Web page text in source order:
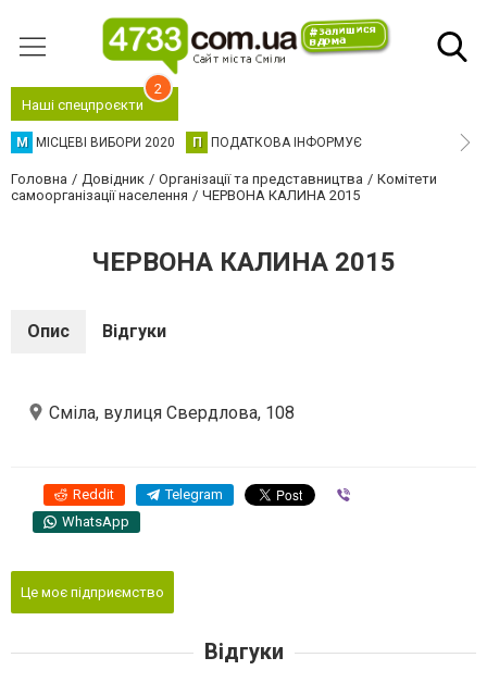
Наші спецпроєкти
2
М МІСЦЕВІ ВИБОРИ 2020 П ПОДАТКОВА ІНФОРМУЄ
Головна Довідник Організації та представництва
Комітети
самоорганізації населення
ЧЕРВОНА КАЛИНА 2015
ЧЕРВОНА КАЛИНА 2015
Опис Відгуки
Сміла, вулиця Свердлова, 108
Reddit Telegram
WhatsApp
Це моє підприємство
Відгуки